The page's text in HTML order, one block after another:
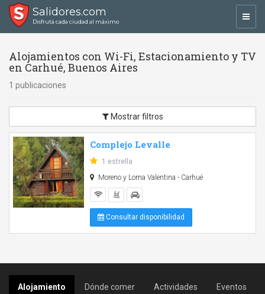
Salidores.com
Disfrutá cada ciudad al máximo
Alojamientos con Wi-Fi, Estacionamiento y TV
en Carhué, Buenos Aires
1 publicaciones
Mostrar filtros
Complejo Levalle
1 estrella
Moreno y Loma Valentina - Carhué
Consultar disponibilidad
Alojamiento Dónde comer Actividades Eventos